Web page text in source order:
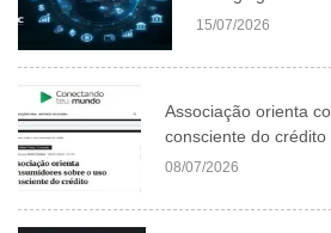
15/07/2026
Associação orienta
consciente do crédito
08/07/2026